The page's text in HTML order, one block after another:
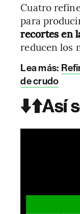
Cuatro
para
recortes en
reducen los
Lea más:
de crudo
⬇️⬆️Así